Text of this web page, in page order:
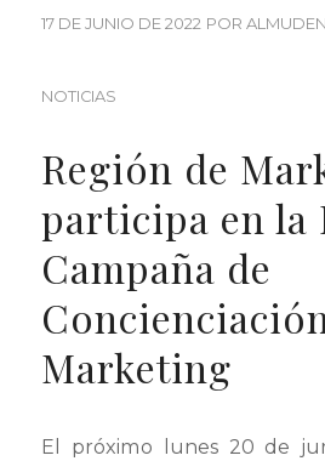
17 DE JUNIO DE 2022 POR
NOTICIAS
Región de
participa en la
Campaña de
Marketing
El próximo lunes 20 de